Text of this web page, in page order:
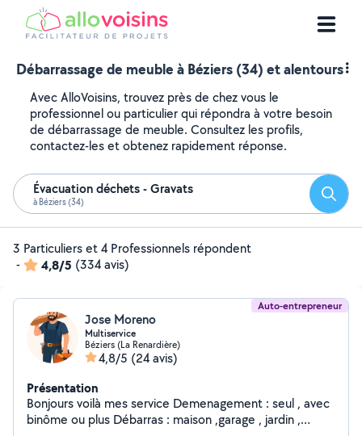
Débarrassage de meuble à Béziers (34) et alentours
Avec AlloVoisins, trouvez près de chez vous le
professionnel ou particulier qui répondra à votre besoin
de débarrassage de meuble. Consultez les profils,
contactez-les et obtenez rapidement réponse.
Évacuation déchets - Gravats
à Béziers (34)
3 Particuliers et 4 Professionnels répondent
-
4,8/5 (334 avis)
Auto-entrepreneur
Jose Moreno
Multiservice
Béziers (La Renardière)
4,8/5 (24 avis)
Présentation
Bonjours voilà mes service Demenagement : seul , avec
binôme ou plus Débarras : maison ,garage , jardin ,